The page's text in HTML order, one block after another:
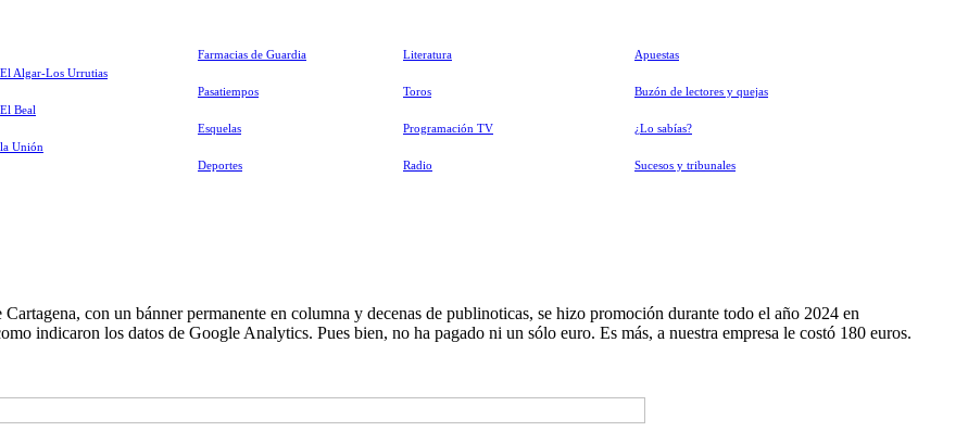
El Algar-Los Urrutias
El Beal
la Unión
Farmacias de Guardia
Pasatiempos
Esquelas
Deportes
Literatura
Toros
Programación TV
Radio
Apuestas
Buzón de lectores y quejas
¿Lo sabías?
Sucesos y tribunales
con un bánner permanente en columna y decenas de publinoticas, se hizo promoción durante todo el año 2024 en
indicaron los datos de Google Analytics. Pues bien, no ha pagado ni un sólo euro. Es más, a nuestra empresa le costó 180 euros.